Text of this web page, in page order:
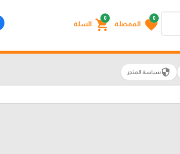
0
favorite المفضلة
0
shopping_cart السلة
securityسياسة المتجر